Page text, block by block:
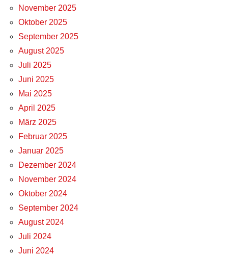
November 2025
Oktober 2025
September 2025
August 2025
Juli 2025
Juni 2025
Mai 2025
April 2025
März 2025
Februar 2025
Januar 2025
Dezember 2024
November 2024
Oktober 2024
September 2024
August 2024
Juli 2024
Juni 2024